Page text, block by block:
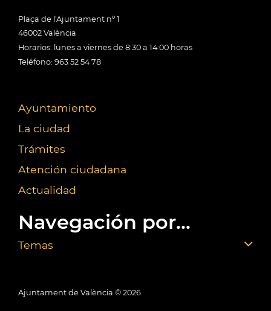
Plaça de l'Ajuntament nº 1
46002 València
Horarios: lunes a viernes de 8:30 a 14:00 horas
Teléfono: 963 52 54 78
Ayuntamiento
La ciudad
Trámites
Atención ciudadana
Actualidad
Navegación por...
Temas
Ajuntament de València © 2026